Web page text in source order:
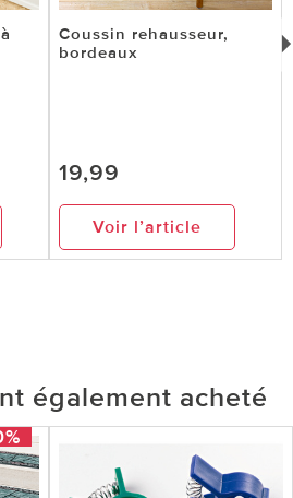
Coussin rehausseur,
bordeaux
19,99
Voir l’article
également acheté